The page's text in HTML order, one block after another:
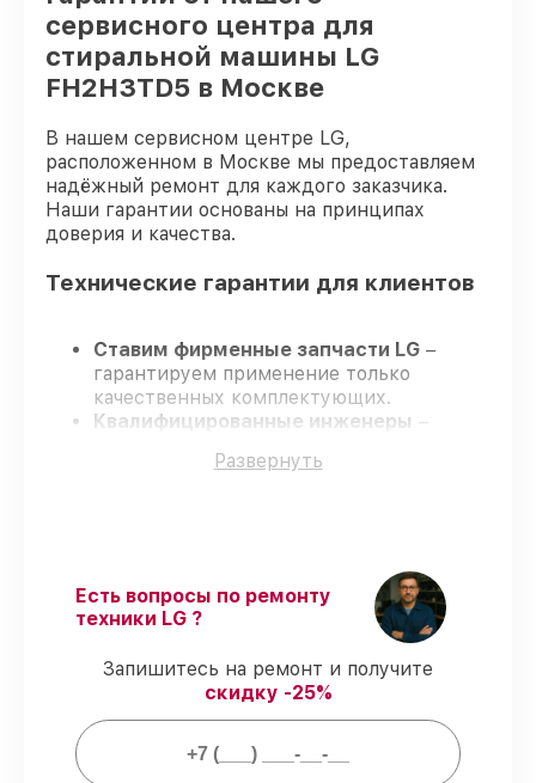
сервисного центра для
стиральной машины LG
FH2H3TD5 в Москве
В нашем сервисном центре LG,
расположенном в Москве мы предоставляем
надёжный ремонт для каждого заказчика.
Наши гарантии основаны на принципах
доверия и качества.
Технические гарантии для клиентов
Ставим фирменные запчасти LG –
гарантируем применение только
качественных комплектующих.
Квалифицированные инженеры –
гарантирует качество выполняемых
Гарантийное сопровождение – все
работы и запчасти защищены
гарантийной поддержкой до 3 лет.
Мы гарантируем:
Развернуть
Есть вопросы по ремонту
техники LG ?
Запишитесь на ремонт и получите
скидку -25%